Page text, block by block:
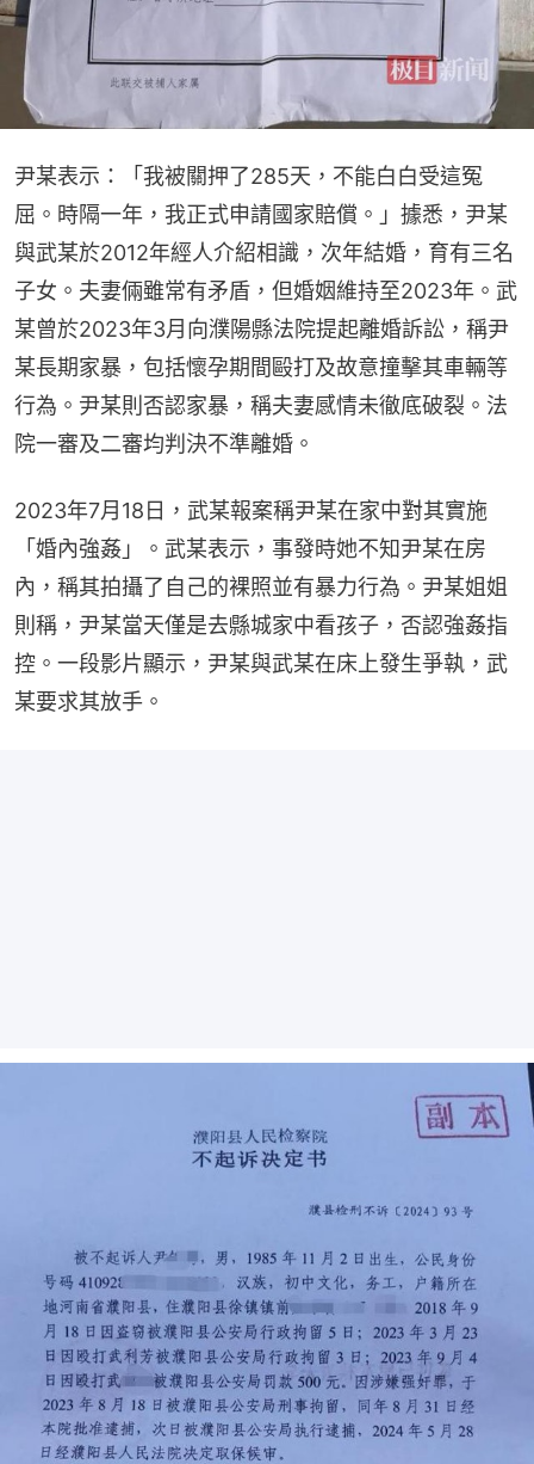
尹某表示：「我被關押了285天，不能白白受這冤
屈。時隔一年，我正式申請國家賠償。」據悉，尹某
與武某於2012年經人介紹相識，次年結婚，育有三名
子女。夫妻倆雖常有矛盾，但婚姻維持至2023年。武
某曾於2023年3月向濮陽縣法院提起離婚訴訟，稱尹
某長期家暴，包括懷孕期間毆打及故意撞擊其車輛等
行為。尹某則否認家暴，稱夫妻感情未徹底破裂。法
院一審及二審均判決不準離婚。
2023年7月18日，武某報案稱尹某在家中對其實施
「婚內強姦」。武某表示，事發時她不知尹某在房
內，稱其拍攝了自己的裸照並有暴力行為。尹某姐姐
則稱，尹某當天僅是去縣城家中看孩子，否認強姦指
控。一段影片顯示，尹某與武某在床上發生爭執，武
某要求其放手。